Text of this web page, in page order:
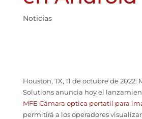
Noticias
Houston, TX, 11 de octubre de 2022:
Solutions anuncia hoy el
MFE Cámara optica portatil para
permitirá a los operadores